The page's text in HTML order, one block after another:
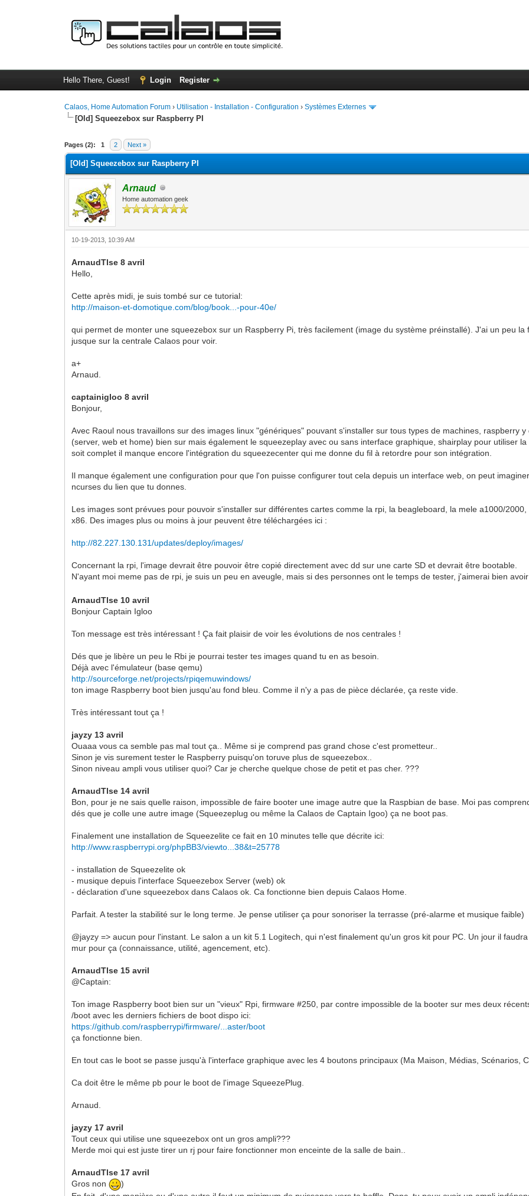
Hello There, Guest! Login Register
Calaos, Home Automation Forum › Utilisation - Installation - Configuration ›Systèmes Externes
[Old] Squeezebox sur Raspberry PI
Pages (2): 1 2 Next »
0 Vote(s) - 0 Average
1
2
3
4
5
[Old] Squeezebox sur Raspberry PI
Arnaud
Home automation geek
10-19-2013, 10:39 AM
ArnaudTlse 8 avril
Hello,
Cette après midi, je suis tombé sur ce tutorial:
http://maison-et-domotique.com/blog/book...-pour-40e/
qui permet de monter une squeezebox sur un Raspberry Pi, très facilement (image du système préinstallé). J'ai un peu
jusque sur la centrale Calaos pour voir.
a+
Arnaud.
captainigloo 8 avril
Bonjour,
Avec Raoul nous travaillons sur des images linux "génériques" pouvant s'installer sur tous types de machines, raspberry
(server, web et home) bien sur mais également le squeezeplay avec ou sans interface graphique, shairplay pour utiliser
soit complet il manque encore l'intégration du squeezecenter qui me donne du fil à retordre pour son intégration.
Il manque également une configuration pour que l'on puisse configurer tout cela depuis un interface web, on peut
ncurses du lien que tu donnes.
Les images sont prévues pour pouvoir s'installer sur différentes cartes comme la rpi, la beagleboard, la mele a1000/
x86. Des images plus ou moins à jour peuvent être téléchargées ici :
http://82.227.130.131/updates/deploy/images/
Concernant la rpi, l'image devrait être pouvoir être copié directement avec dd sur une carte SD et devrait être bootable.
N'ayant moi meme pas de rpi, je suis un peu en aveugle, mais si des personnes ont le temps de tester, j'aimerai bien
ArnaudTlse 10 avril
Bonjour Captain Igloo
Ton message est très intéressant ! Ça fait plaisir de voir les évolutions de nos centrales !
Dés que je libère un peu le Rbi je pourrai tester tes images quand tu en as besoin.
Déjà avec l'émulateur (base qemu)
http://sourceforge.net/projects/rpiqemuwindows/
ton image Raspberry boot bien jusqu'au fond bleu. Comme il n'y a pas de pièce déclarée, ça reste vide.
Très intéressant tout ça !
jayzy 13 avril
Ouaaa vous ca semble pas mal tout ça.. Même si je comprend pas grand chose c'est prometteur..
Sinon je vis surement tester le Raspberry puisqu'on toruve plus de squeezebox..
Sinon niveau ampli vous utiliser quoi? Car je cherche quelque chose de petit et pas cher. ???
ArnaudTlse 14 avril
Bon, pour je ne sais quelle raison, impossible de faire booter une image autre que la Raspbian de base. Moi pas
dés que je colle une autre image (Squeezeplug ou même la Calaos de Captain Igoo) ça ne boot pas.
Finalement une installation de Squeezelite ce fait en 10 minutes telle que décrite ici:
http://www.raspberrypi.org/phpBB3/viewto...38&t=25778
- installation de Squeezelite ok
- musique depuis l'interface Squeezebox Server (web) ok
- déclaration d'une squeezebox dans Calaos ok. Ca fonctionne bien depuis Calaos Home.
Parfait. A tester la stabilité sur le long terme. Je pense utiliser ça pour sonoriser la terrasse (pré-alarme et musique faible)
@jayzy => aucun pour l'instant. Le salon a un kit 5.1 Logitech, qui n'est finalement qu'un gros kit pour PC. Un jour il
mur pour ça (connaissance, utilité, agencement, etc).
ArnaudTlse 15 avril
@Captain:
Ton image Raspberry boot bien sur un "vieux" Rpi, firmware #250, par contre impossible de la booter sur mes deux
/boot avec les derniers fichiers de boot dispo ici:
https://github.com/raspberrypi/firmware/...aster/boot
ça fonctionne bien.
En tout cas le boot se passe jusqu'à l'interface graphique avec les 4 boutons principaux (Ma Maison, Médias, Scénarios,
Ca doit être le même pb pour le boot de l'image SqueezePlug.
Arnaud.
jayzy 17 avril
Tout ceux qui utilise une squeezebox ont un gros ampli???
Merde moi qui est juste tirer un rj pour faire fonctionner mon enceinte de la salle de bain..
ArnaudTlse 17 avril
Gros non
)